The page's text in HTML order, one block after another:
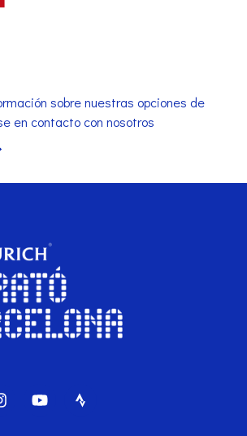
sobre nuestras opciones de
en contacto con nosotros